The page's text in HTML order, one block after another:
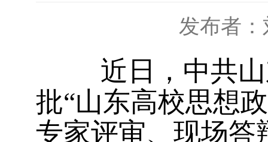
发布者：
近日，中共山
批“山东高校思想
专家评审、现场答